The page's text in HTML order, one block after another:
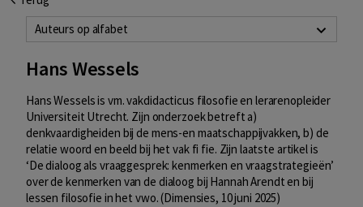
Auteurs op alfabet
Hans Wessels
Hans Wessels is vm. vakdidacticus filosofie en lerarenopleider
Universiteit Utrecht. Zijn onderzoek betreft a)
denkvaardigheiden bij de mens-en maatschappijvakken, b) de
relatie woord en beeld bij het vak fi fie. Zijn laatste artikel is
‘De dialoog als vraaggesprek: kenmerken en vraagstrategieën’
over de kenmerken van de dialoog bij Hannah Arendt en bij
lessen filosofie in het vwo. (Dimensies, 10 juni 2025)